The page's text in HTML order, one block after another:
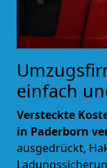
einfach
Versteckte
in Paderborn
ausgedrückt,